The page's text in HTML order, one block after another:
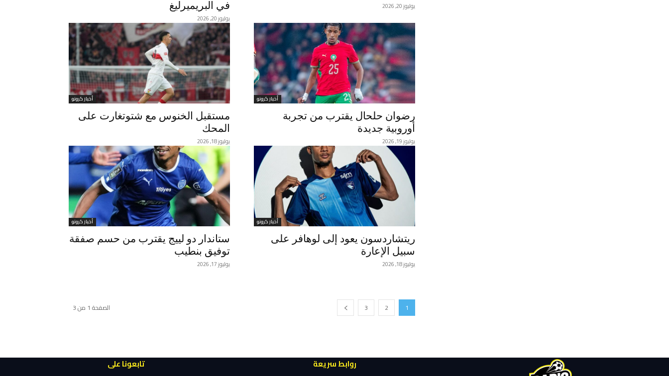
يوليوز 20, 2026
في البريميرليغ
يوليوز 20, 2026
أخبار كرونو
رضوان حلحال يقترب من تجربة
أوروبية جديدة
يوليوز 19, 2026
أخبار كرونو
مستقبل الخنوس مع شتوتغارت على
المحك
يوليوز 18, 2026
أخبار كرونو
ريتشاردسون يعود إلى لوهافر على
سبيل الإعارة
يوليوز 18, 2026
أخبار كرونو
ستاندار دو لييج يقترب من حسم صفقة
توفيق بنطيب
يوليوز 17, 2026
1
2
3 الصفحة 1 من 3
تابعونا على روابط سريعة